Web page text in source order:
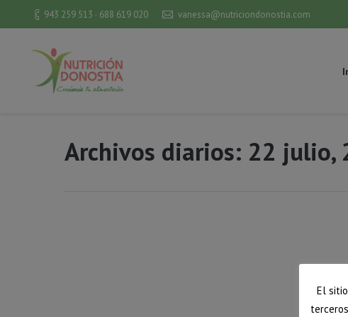
943 259 513 · 688 619 020 vanessa@nutriciondonostia.com
Archivos diarios: 22 julio,
El